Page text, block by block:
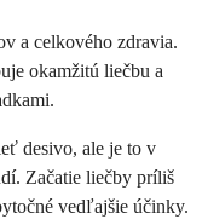
a celkového zdravia.
okamžitú liečbu a
desivo, ale je to v
Začatie liečby príliš
vedľajšie účinky.